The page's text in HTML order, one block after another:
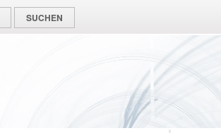
SUCHEN